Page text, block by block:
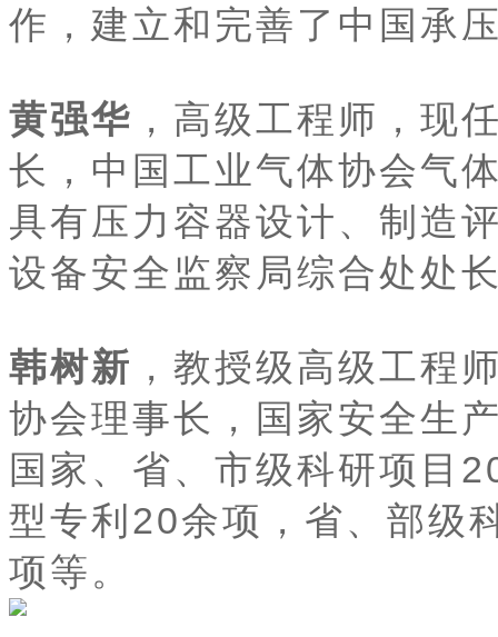
作，建立和完善了中国承
黄强华 ，高级工程师，现
长，中国工业气体协会气
具有压力容器设计、制造
设备安全监察局综合处处
韩树新 ，教授级高级工程
协会理事长，国家安全生
国家、省、市级科研项目
型专利20余项，省、部级
项等。